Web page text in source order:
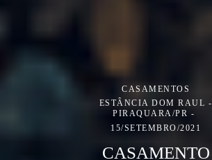
CASAMENTOS
ESTÂNCIA DOM RAUL -
PIRAQUARA/PR
15/SETEMBRO/2021
CASAMENTO